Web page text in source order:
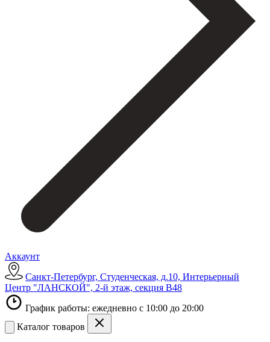
Аккаунт
Санкт-Петербург, Студенческая, д.10, Интерьерный
Центр "ЛАНСКОЙ", 2-й этаж, секция В48
График работы: ежедневно с 10:00 до 20:00
Каталог товаров